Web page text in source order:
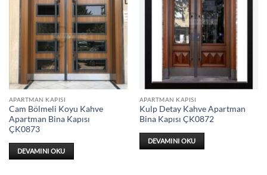
APARTMAN KAPISI
Cam Bölmeli Koyu Kahve
Apartman Bina Kapısı
ÇK0873
DEVAMINI OKU
APARTMAN KAPISI
Kulp Detay Kahve Apartman
Bina Kapısı ÇK0872
DEVAMINI OKU